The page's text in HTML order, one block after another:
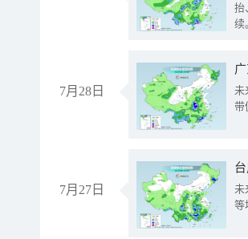
抬
续
7月28日
未
带
7月27日
未
等